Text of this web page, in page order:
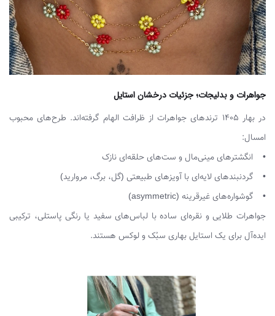
جواهرات و بدلیجات؛ جزئیات درخشان استایل
در بهار ۱۴۰۵ ترندهای جواهرات از ظرافت الهام گرفته‌اند. طرح‌های محبوب
امسال:
• انگشترهای مینی‌مال و ست‌های حلقه‌ای نازک
• گردنبندهای لایه‌ای با آویزهای طبیعتی (گل، برگ، مروارید)
• گوشواره‌های غیرقرینه (asymmetric)
جواهرات طلایی و نقره‌ای ساده با لباس‌های سفید یا رنگی پاستلی، ترکیبی
ایده‌آل برای یک استایل بهاری سبُک و لوکس هستند.